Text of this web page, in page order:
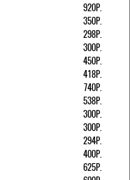
920Р.
350Р.
298Р.
300Р.
450Р.
418Р.
740Р.
538Р.
300Р.
300Р.
294Р.
400Р.
625Р.